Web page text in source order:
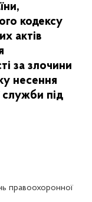
кодексу
актів
за злочини
несення
служби під
правоохоронної